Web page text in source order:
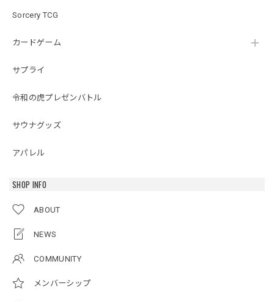
Sorcery TCG
カードゲーム
サプライ
令和の虎プレゼンバトル
サウナグッズ
アパレル
SHOP INFO
ABOUT
NEWS
COMMUNITY
メンバーシップ